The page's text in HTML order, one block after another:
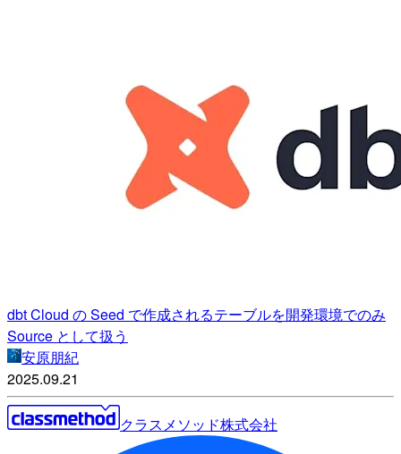
dbt Cloud の Seed で作成されるテーブルを開発環境でのみ
Source として扱う
安原朋紀
2025.09.21
クラスメソッド株式会社